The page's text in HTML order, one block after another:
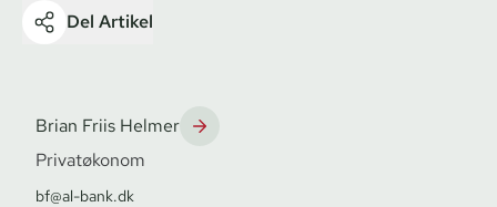
Del Artikel
Brian Friis Helmer
Privatøkonom
bf@al-bank.dk